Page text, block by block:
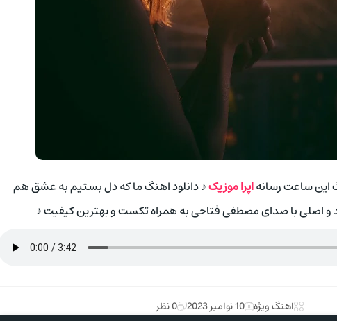
این ساعت رسانهاپرا موزیک♪ دانلود اهنگ ما که دل بستیم به عشق هم
اصلی با صدای مصطفی فتاحی به همراه تکست و بهترین کیفیت ♪
اهنگ ویژه 10 نوامبر 2023 0 نظر